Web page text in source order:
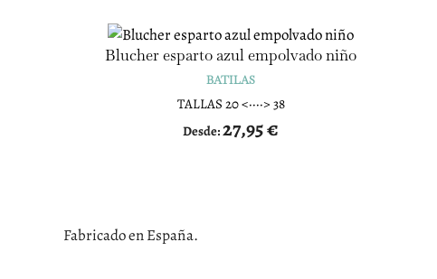
Blucher esparto azul empolvado niño
BATILAS
TALLAS 20 <····> 38
Desde:27,95€
Fabricado en España.